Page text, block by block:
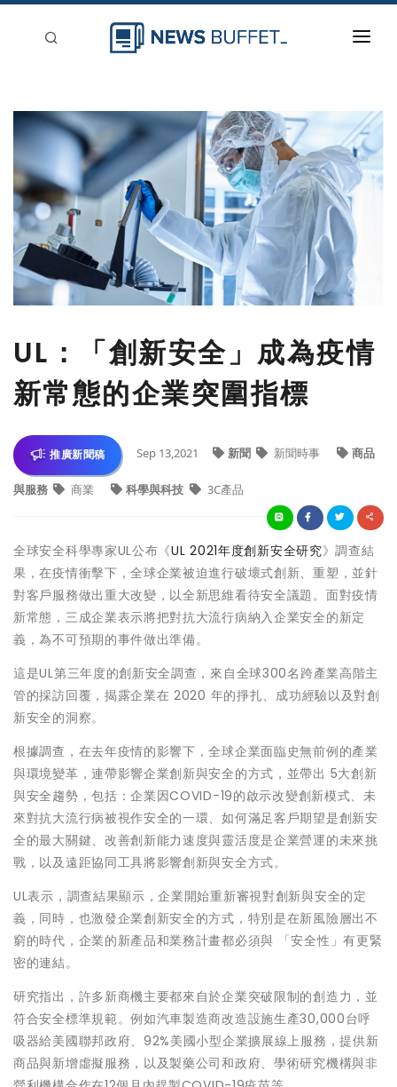
新聞稿分類
刊登
UL：「創新安全」成為疫情
新常態的企業突圍指標
推廣新聞稿 Sep 13,2021 新聞 新聞時事 商品
與服務 商業 科學與科技 3C產品
全球安全科學專家UL公布《UL 2021年度創新安全研究》調查結
果，在疫情衝擊下，全球企業被迫進行破壞式創新、重塑，並針
對客戶服務做出重大改變，以全新思維看待安全議題。面對疫情
新常態，三成企業表示將把對抗大流行病納入企業安全的新定
義，為不可預期的事件做出準備。
這是UL第三年度的創新安全調查，來自全球300名跨產業高階主
管的採訪回覆，揭露企業在 2020 年的掙扎、成功經驗以及對創
新安全的洞察。
根據調查，在去年疫情的影響下，全球企業面臨史無前例的產業
與環境變革，連帶影響企業創新與安全的方式，並帶出 5大創新
與安全趨勢，包括：企業因COVID-19的啟示改變創新模式、未
來對抗大流行病被視作安全的一環、如何滿足客戶期望是創新安
全的最大關鍵、改善創新能力速度與靈活度是企業營運的未來挑
戰，以及遠距協同工具將影響創新與安全方式。
UL表示，調查結果顯示，企業開始重新審視對創新與安全的定
義，同時，也激發企業創新安全的方式，特別是在新風險層出不
窮的時代，企業的新產品和業務計畫都必須與 「安全性」有更緊
密的連結。
研究指出，許多新商機主要都來自於企業突破限制的創造力，並
符合安全標準規範。例如汽車製造商改造設施生產30,000台呼
吸器給美國聯邦政府、92%美國小型企業擴展線上服務，提供新
商品與新增虛擬服務，以及製藥公司和政府、學術研究機構與非